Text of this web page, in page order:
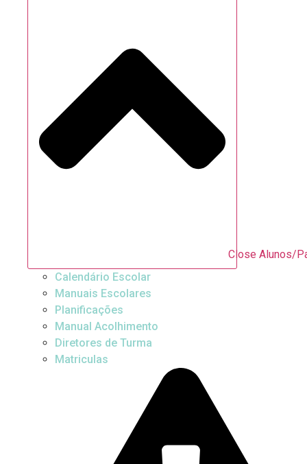
Close Alunos/
Calendário Escolar
Manuais Escolares
Planificações
Manual Acolhimento
Diretores de Turma
Matriculas